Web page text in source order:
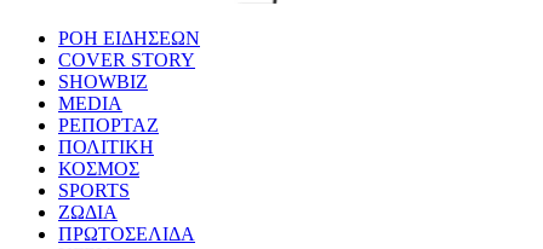
ΡΟΗ ΕΙΔΗΣΕΩΝ
COVER STORY
SHOWBIZ
MEDIA
ΡΕΠΟΡΤΑΖ
ΠΟΛΙΤΙΚΗ
ΚΟΣΜΟΣ
SPORTS
ΖΩΔΙΑ
ΠΡΩΤΟΣΕΛΙΔΑ